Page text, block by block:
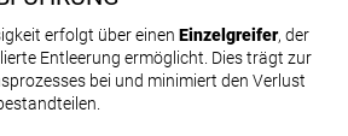
erfolgt über einen Einzelgreifer, der
Entleerung ermöglicht. Dies trägt zur
bei und minimiert den Verlust